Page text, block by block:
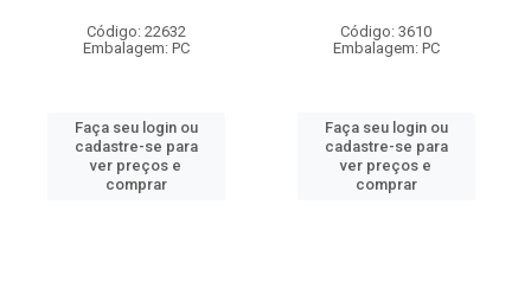
Código: 22632
Embalagem: PC
Faça seu login ou
cadastre-se para
ver preços e
comprar
Código: 3610
Embalagem: PC
Faça seu login ou
cadastre-se para
ver preços e
comprar